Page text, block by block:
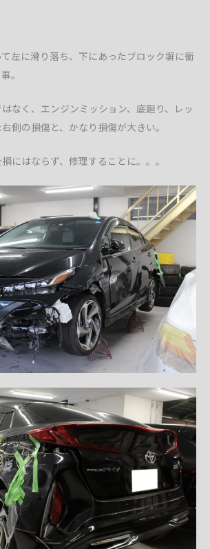
左に滑り落ち、下にあったブロック塀に衝
。
なく、エンジンミッション、底廻り、レッ
側の損傷と、かなり損傷が大きい。
にはならず、修理することに。。。